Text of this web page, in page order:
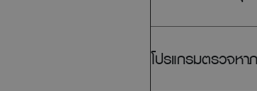
โปรแกรมตรวจหา